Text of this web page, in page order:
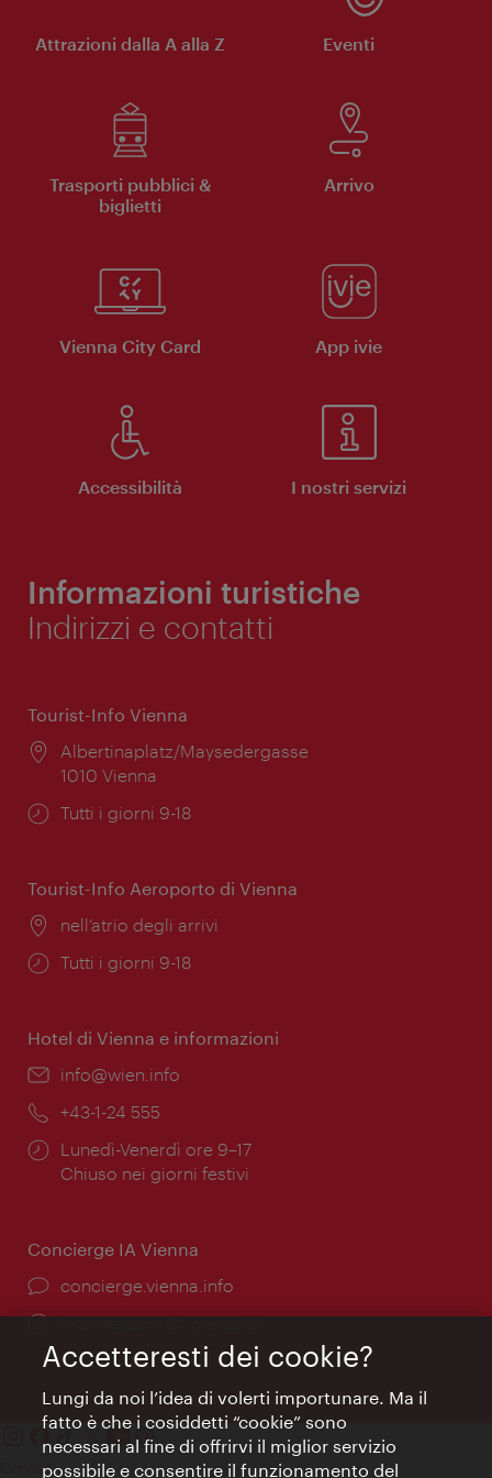
Attrazioni dalla A alla Z Eventi
Trasporti pubblici &
biglietti
Arrivo
Vienna City Card App ivie
Accessibilità I nostri servizi
Informazioni turistiche
Indirizzi e contatti
Tourist-Info Vienna
Posizione:
Albertinaplatz/Maysedergasse
1010 Vienna
Orari
Tutti i giorni 9-18
Tourist-Info Aeroporto di Vienna
Posizione:
nell’atrio degli arrivi
Orari
Tutti i giorni 9-18
Hotel di Vienna e informazioni
Email:
info@wien.info
Telefono:
+43-1-24 555
Orari
di
Lunedì-Venerdì ore 9–17
Chiuso nei giorni festivi
Concierge IA Vienna
Ort:
concierge.vienna.info
Öffnungszeiten:
Informazioni 24 ore su 24
Contatti
Accetteresti dei cookie?
Lungi da noi l’idea di volerti importunare. Ma il
fatto è che i cosiddetti “cookie” sono
necessari al fine di offrirvi il miglior servizio
possibile e consentire il funzionamento del